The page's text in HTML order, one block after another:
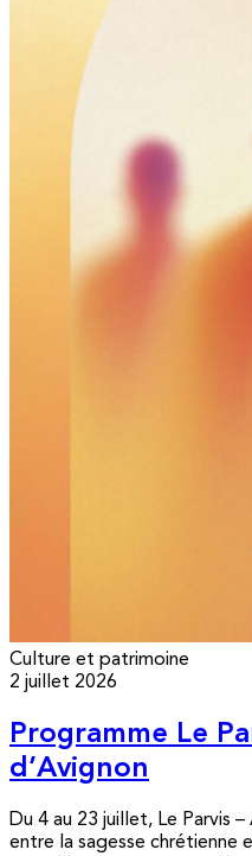
Culture et patrimoine
2 juillet 2026
Programme Le
d’Avignon
Du 4 au 23 juillet, Le Parvis
entre la sagesse chrétienne